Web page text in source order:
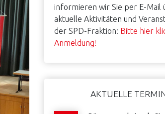
informieren wir Sie per E-Mail
aktuelle Aktivitäten und
der SPD-Fraktion: Bitte hier
Anmeldung!
AKTUELLE